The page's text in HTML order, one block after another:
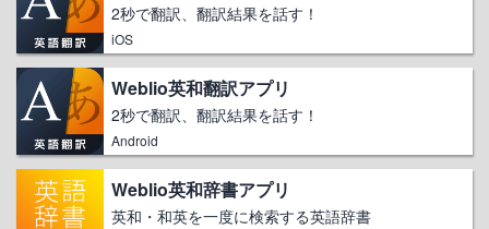
2秒で翻訳、翻訳結果を話す！
iOS
Weblio英和翻訳アプリ
2秒で翻訳、翻訳結果を話す！
Android
Weblio英和辞書アプリ
英和・和英を一度に検索する英語辞書